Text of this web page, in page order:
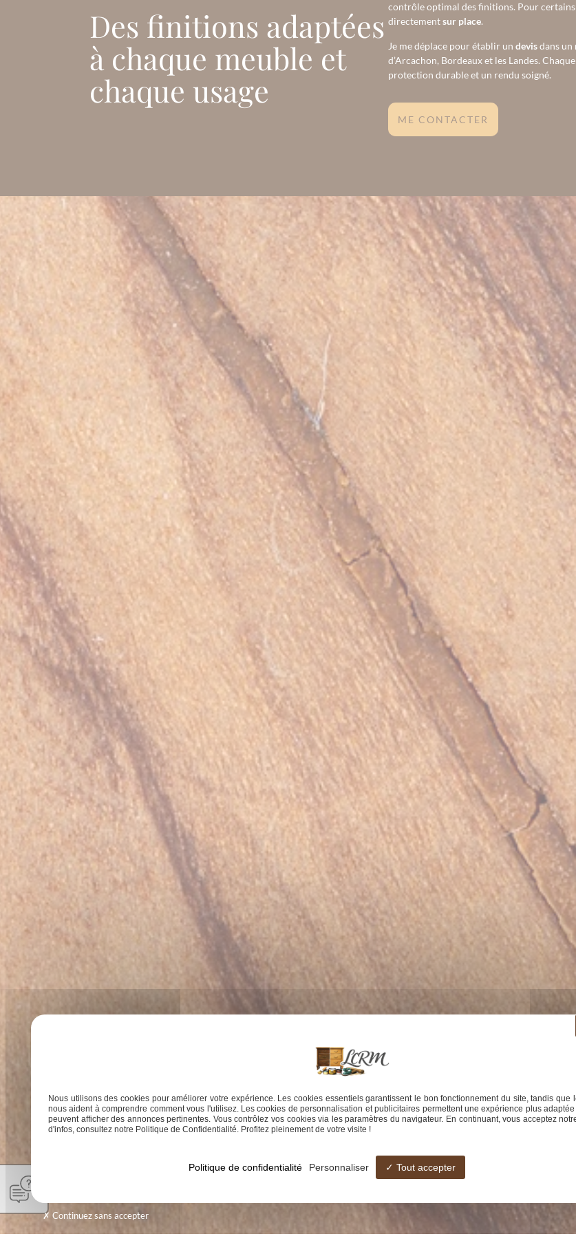
Des finitions adaptées
à chaque meuble et
chaque usage
contrôle optimal des finitions. Pour
directementsur place.
Je me déplace pour établir un devisdans un
d’Arcachon, Bordeaux et les Landes.
protection durable et un rendu soigné.
ME CONTACTER
Nous utilisons des cookies pour améliorer votre expérience. Les cookies essentiels garantissent le bon fonctionnement du site, tandis que
nous aident à comprendre comment vous l'utilisez. Les cookies de personnalisation et publicitaires permettent une expérience plus
peuvent afficher des annonces pertinentes. Vous contrôlez vos cookies via les paramètres du navigateur. En continuant, vous acceptez
d'infos, consultez notre Politique de Confidentialité. Profitez pleinement de votre visite !
Tout accepter
Personnaliser
Politique de confidentialité
Continuez sans accepter